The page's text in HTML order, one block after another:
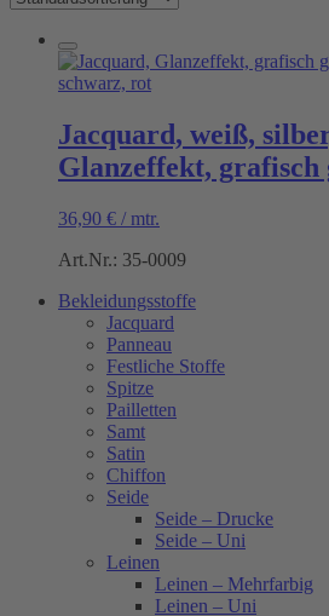
Jacquard, weiß,
Glanzeffekt, grafisch
36,90 € / mtr.
Art.Nr.: 35-0009
Bekleidungsstoffe
Jacquard
Panneau
Festliche Stoffe
Spitze
Pailletten
Samt
Satin
Chiffon
Seide
Seide – Drucke
Seide – Uni
Leinen
Leinen – Mehrfarbig
Leinen – Uni